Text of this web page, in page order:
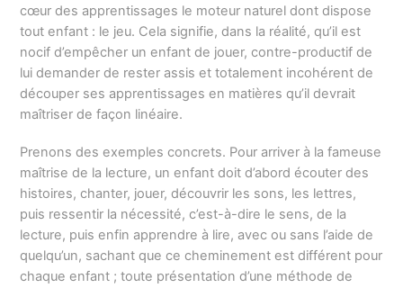
cœur des apprentissages le moteur naturel dont dispose
tout enfant : le jeu. Cela signifie, dans la réalité, qu’il est
nocif d’empêcher un enfant de jouer, contre-productif de
lui demander de rester assis et totalement incohérent de
découper ses apprentissages en matières qu’il devrait
maîtriser de façon linéaire.
Prenons des exemples concrets. Pour arriver à la fameuse
maîtrise de la lecture, un enfant doit d’abord écouter des
histoires, chanter, jouer, découvrir les sons, les lettres,
puis ressentir la nécessité, c’est-à-dire le sens, de la
lecture, puis enfin apprendre à lire, avec ou sans l’aide de
quelqu’un, sachant que ce cheminement est différent pour
chaque enfant ; toute présentation d’une méthode de